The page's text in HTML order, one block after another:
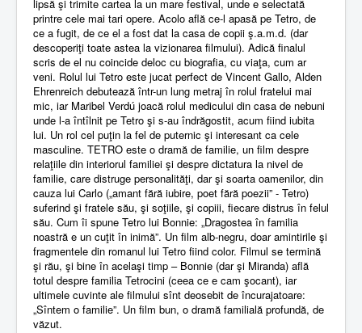
lipsă şi trimite cartea la un mare festival, unde e selectată
printre cele mai tari opere. Acolo află ce-l apasă pe Tetro, de
ce a fugit, de ce el a fost dat la casa de copii ş.a.m.d. (dar
descoperiţi toate astea la vizionarea filmului). Adică finalul
scris de el nu coincide deloc cu biografia, cu viaţa, cum ar
veni. Rolul lui Tetro este jucat perfect de Vincent Gallo, Alden
Ehrenreich debutează într-un lung metraj în rolul fratelui mai
mic, iar Maribel Verdú joacă rolul medicului din casa de nebuni
unde l-a întîlnit pe Tetro şi s-au îndrăgostit, acum fiind iubita
lui. Un rol cel puţin la fel de puternic şi interesant ca cele
masculine. TETRO este o dramă de familie, un film despre
relaţiile din interiorul familiei şi despre dictatura la nivel de
familie, care distruge personalităţi, dar şi soarta oamenilor, din
cauza lui Carlo („amant fără iubire, poet fără poezii” - Tetro)
suferind şi fratele său, şi soţiile, şi copiii, fiecare distrus în felul
său. Cum îi spune Tetro lui Bonnie: „Dragostea în familia
noastră e un cuţit în inimă”. Un film alb-negru, doar amintirile şi
fragmentele din romanul lui Tetro fiind color. Filmul se termină
şi rău, şi bine în acelaşi timp – Bonnie (dar şi Miranda) află
totul despre familia Tetrocini (ceea ce e cam şocant), iar
ultimele cuvinte ale filmului sînt deosebit de încurajatoare:
„Sîntem o familie”. Un film bun, o dramă familială profundă, de
văzut.